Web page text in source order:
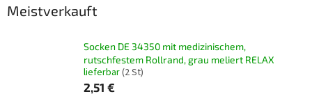
Meistverkauft
Socken DE 34350 mit medizinischem,
rutschfestem Rollrand, grau meliert RELAX
lieferbar(2 St)
2,51 €